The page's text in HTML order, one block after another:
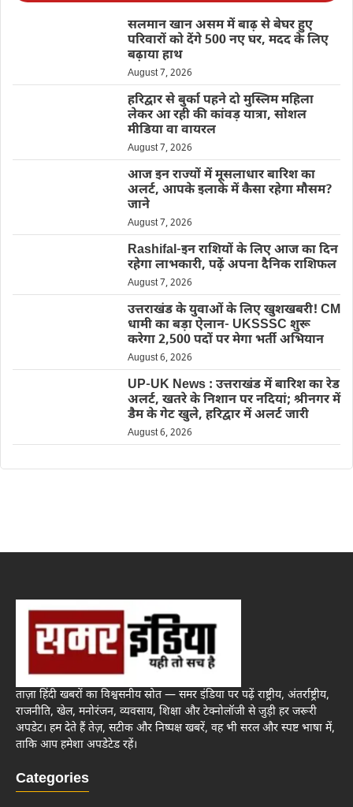
सलमान खान असम में बाढ़ से बेघर हुए
परिवारों को देंगे 500 नए घर, मदद के लिए
बढ़ाया हाथ
August 7, 2026
हरिद्वार से बुर्का पहने दो मुस्लिम महिला
लेकर आ रही की कांवड़ यात्रा, सोशल
मीडिया वा वायरल
August 7, 2026
आज इन राज्यों में मूसलाधार बारिश का
अलर्ट, आपके इलाके में कैसा रहेगा मौसम?
जाने
August 7, 2026
Rashifal-इन राशियों के लिए आज का दिन
रहेगा लाभकारी, पढ़ें अपना दैनिक राशिफल
August 7, 2026
उत्तराखंड के युवाओं के लिए खुशखबरी! CM
धामी का बड़ा ऐलान- UKSSSC शुरू
करेगा 2,500 पदों पर मेगा भर्ती अभियान
August 6, 2026
UP-UK News : उत्तराखंड में बारिश का रेड
अलर्ट, खतरे के निशान पर नदियां; श्रीनगर में
डैम के गेट खुले, हरिद्वार में अलर्ट जारी
August 6, 2026
ताज़ा हिंदी खबरों का विश्वसनीय स्रोत — समर इंडिया पर पढ़ें राष्ट्रीय, अंतर्राष्ट्रीय,
राजनीति, खेल, मनोरंजन, व्यवसाय, शिक्षा और टेक्नोलॉजी से जुड़ी हर जरूरी
अपडेट। हम देते हैं तेज़, सटीक और निष्पक्ष खबरें, वह भी सरल और स्पष्ट भाषा में,
ताकि आप हमेशा अपडेटेड रहें।
Categories